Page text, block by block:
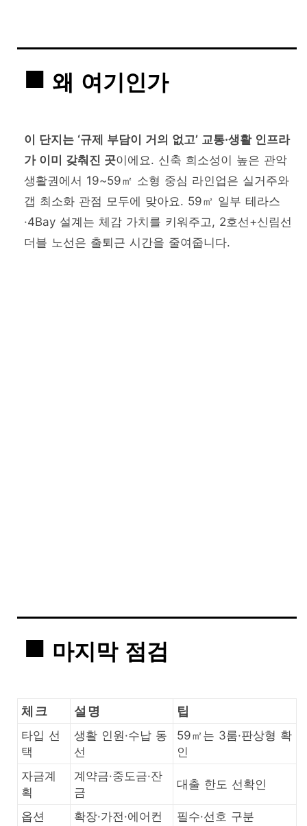
왜 여기인가
이 단지는 ‘규제 부담이 거의 없고’ 교통·생활 인프라
가 이미 갖춰진 곳이에요. 신축 희소성이 높은 관악
생활권에서 19~59㎡ 소형 중심 라인업은 실거주와
갭 최소화 관점 모두에 맞아요. 59㎡ 일부 테라스
·4Bay 설계는 체감 가치를 키워주고, 2호선+신림선
더블 노선은 출퇴근 시간을 줄여줍니다.
마지막 점검
체크 설명 팁
타입 선
택
생활 인원·수납 동
선
59㎡는 3룸·판상형 확
인
자금계
획
계약금·중도금·잔
금
대출 한도 선확인
옵션 확장·가전·에어컨
필수·선호 구분